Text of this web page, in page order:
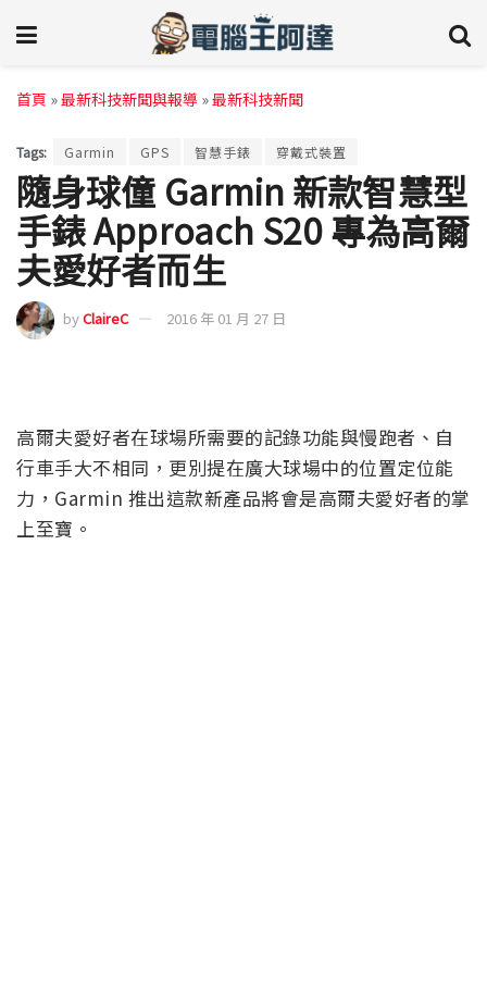
首頁 »最新科技新聞與報導 »最新科技新聞
Tags: Garmin GPS 智慧手錶 穿戴式裝置
隨身球僮 Garmin 新款智慧型
手錶 Approach S20 專為高爾
夫愛好者而生
byClaireC 2016 年 01 月 27 日
高爾夫愛好者在球場所需要的記錄功能與慢跑者、自
行車手大不相同，更別提在廣大球場中的位置定位能
力，Garmin 推出這款新產品將會是高爾夫愛好者的掌
上至寶。